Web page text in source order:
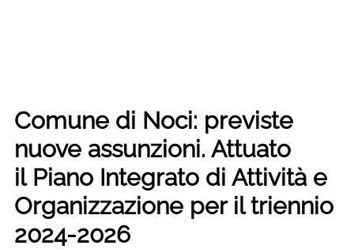
Comune di Noci: previste
nuove assunzioni. Attuato
il Piano Integrato di Attività e
Organizzazione per il triennio
2024-2026